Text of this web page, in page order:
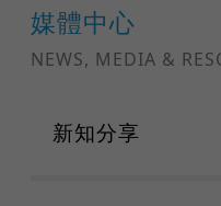
媒體中心
NEWS, MEDIA &
新知分享